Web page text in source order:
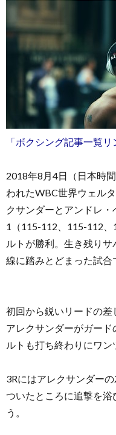
「ボクシング記事一覧
2018年8月4日（日本時
われたWBC世界ウェル
クサンダーとアンドレ
1（115-112、115-112
ルトが勝利。生き残り
線に踏みとどまった試合
初回から鋭いリードの差
アレクサンダーがガー
ルトも打ち終わりにワン
3Rにはアレクサンダー
ついたところに追撃を
う。